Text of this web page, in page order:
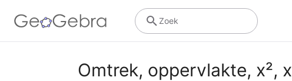
Zoek
Omtrek, oppervlakte, x², x